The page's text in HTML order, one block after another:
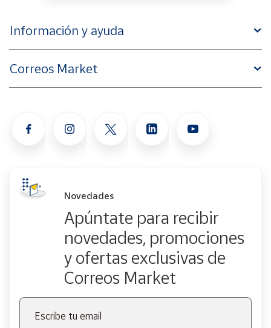
Información y ayuda
Correos Market
Novedades
Apúntate para recibir
novedades, promociones
y ofertas exclusivas de
Correos Market
Escribe tu email